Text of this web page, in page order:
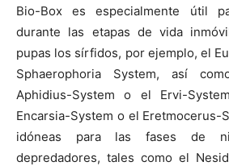
Bio-Box es especialmente útil
durante las etapas de vida
pupas los sírfidos, por ejemplo, el
Sphaerophoria System, así
Aphidius-System o el Ervi-
Encarsia-System o el Eretmocerus-
idóneas para las fases de
depredadores, tales como el